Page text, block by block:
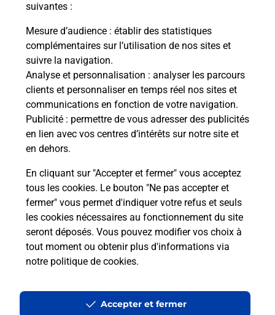
suivantes :
Mesure d’audience : établir des statistiques
complémentaires sur l’utilisation de nos sites et
suivre la navigation.
Analyse et personnalisation : analyser les parcours
clients et personnaliser en temps réel nos sites et
communications en fonction de votre navigation.
Publicité : permettre de vous adresser des publicités
en lien avec vos centres d’intérêts sur notre site et
en dehors.
En cliquant sur "Accepter et fermer" vous acceptez
tous les cookies. Le bouton "Ne pas accepter et
fermer" vous permet d'indiquer votre refus et seuls
les cookies nécessaires au fonctionnement du site
seront déposés. Vous pouvez modifier vos choix à
tout moment ou obtenir plus d'informations via
notre politique de cookies.
Accepter et fermer
Boîte aux Lettres La Poste
Collecte du courrier aujourd'hui à 09h00
42 Route Du Tremont
65140 Lameac
Le lien s'ouvre dans un nouvel onglet
Localiser Liste Boîtes aux lettres Hautes-Pyrénées Lameac
Accessibilité : partiellement conforme